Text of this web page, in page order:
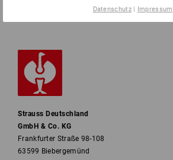
Strauss Deutschland
GmbH & Co. KG
Frankfurter Straße 98-108
63599 Biebergemünd
Datenschutz| Impressum